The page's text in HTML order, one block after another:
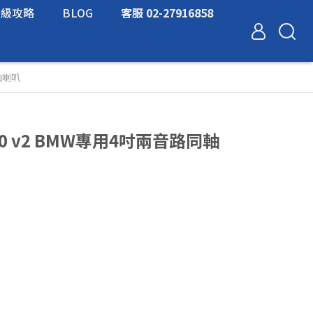
攻略 BLOG 客服 02-27916858
叭
v2 BMW專用4吋兩音路同軸